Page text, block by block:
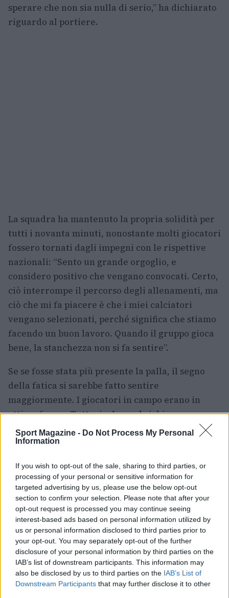
Sport Magazine - Do Not Process My Personal
Information
If you wish to opt-out of the sale, sharing to third parties, or
processing of your personal or sensitive information for
targeted advertising by us, please use the below opt-out
section to confirm your selection. Please note that after your
opt-out request is processed you may continue seeing
interest-based ads based on personal information utilized by
us or personal information disclosed to third parties prior to
your opt-out. You may separately opt-out of the further
disclosure of your personal information by third parties on the
IAB’s list of downstream participants. This information may
also be disclosed by us to third parties on the IAB’s List of
Downstream Participants that may further disclose it to other
sperare che non sia nulla di serio,” ha dichiarato
riguardo al portiere.
La squadra ha mantenuto la propria solidità per
tutti i novanta minuti, nonostante molti giocatori
fossero tornati dagli impegni con le rispettive
nazionali: “Sento un grande orgoglio, e
considero positivo che vengano convocati. Certo,
ciò interrompe il percorso degli allenamenti, ma
ciò che mi fa piacere è che i miei calciatori
vengano selezionati, perché significa che stiamo
facendo un buon lavoro. Quando il gruppo gioca
bene, la stanchezza non si fa sentire”.
Se se fosse stata più presente la palla, il segno
della fatica si sarebbe fatto sentire
maggiormente. I giocatori in campo erano in
ottima forma. Tuttavia, Imanol richiamava
l’attenzione su un cambio anticipato: “Ander ha
dovuto lasciare il campo all’intervallo a causa di
optato per la sostituzione rapidamente”. Per
concludere, il tecnico sottolineava l’importanza
del lavoro svolto dietro al successo della Real.
Sottolineava che, nonostante la presenza di
atleti di talento, il duro lavoro è fondamentale:
“Se non ci si impegna, i risultati non arrivano.
Anche se hai ottimi giocatori, tutto ciò è frutto di
un grande sforzo. Ma ho anche atleti di altissimo
livello in grado di realizzare quanto chiedo”,